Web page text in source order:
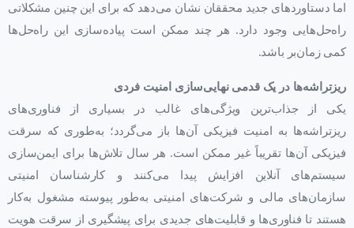
اما دستاوردهای جدید محققان نشان می‌دهد که برای این چنین مشکلاتی
راه‌حل‌هایی وجود دارد. هر چند ممکن است پیاده‌سازی این راه‌حل‌ها
کمی زمان‌بر باشد.
ریزتراشه‌ها در یک قدمی نهایی‌سازی امنیت فردی
یکی از جذاب‌ترین ویژگی‌های غالب در بسیاری از فناوری‌های
ریزتراشه‌ها به امنیت فیزیکی آن‌ها باز می‌گردد؛ به‌طوری که سرقت
فیزیکی آن‌ها تقریباً غیر ممکن است. هر سال تلاش‌ها برای ایمن‌سازی
سیستم‌های آنلاین افزایش پیدا می‌کنند و کارشناسان امنیتی
سازمان‌های مالی و شرکت‌های امنیتی به‌طور پیوسته مشغول به‌کار
هستند تا فناوری‌ها و قابلیت‌های جدیدی برای پیشگیری از سرقت هویت